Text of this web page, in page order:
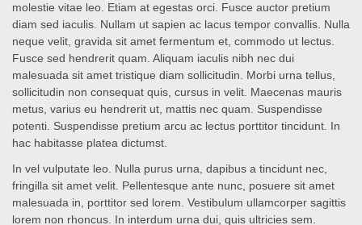
molestie vitae leo. Etiam at egestas orci. Fusce auctor pretium
diam sed iaculis. Nullam ut sapien ac lacus tempor convallis. Nulla
neque velit, gravida sit amet fermentum et, commodo ut lectus.
Fusce sed hendrerit quam. Aliquam iaculis nibh nec dui
malesuada sit amet tristique diam sollicitudin. Morbi urna tellus,
sollicitudin non consequat quis, cursus in velit. Maecenas mauris
metus, varius eu hendrerit ut, mattis nec quam. Suspendisse
potenti. Suspendisse pretium arcu ac lectus porttitor tincidunt. In
hac habitasse platea dictumst.
In vel vulputate leo. Nulla purus urna, dapibus a tincidunt nec,
fringilla sit amet velit. Pellentesque ante nunc, posuere sit amet
malesuada in, porttitor sed lorem. Vestibulum ullamcorper sagittis
lorem non rhoncus. In interdum urna dui, quis ultricies sem.